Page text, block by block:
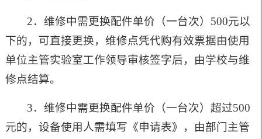
2．维修中需更换配件单价（一台次）500元以
下的，可直接更换，维修点凭代购有效票据由使用
单位主管实验室工作领导审核签字后，由学校与维
修点结算。
3．维修中需更换配件单价（一台次）超过500
元的，设备使用人需填写《申请表》，由部门主管